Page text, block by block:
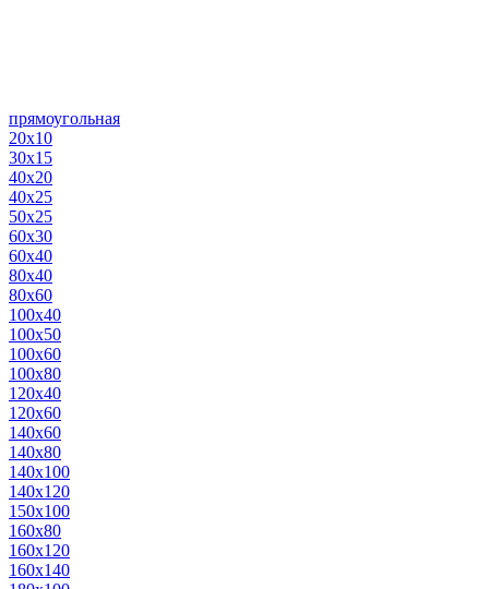
прямоугольная
20х10
30х15
40х20
40х25
50х25
60х30
60х40
80х40
80х60
100х40
100х50
100х60
100х80
120х40
120х60
140х60
140х80
140х100
140х120
150х100
160х80
160х120
160х140